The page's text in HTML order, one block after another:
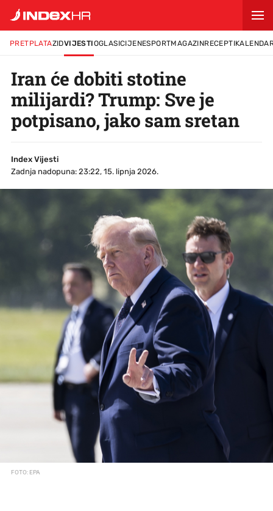
PRETPLATAZIDVIJESTIOGLASICIJENESPORTMAGAZINRECEPTI
Iran će dobiti stotine
milijardi? Trump: Sve je
potpisano, jako sam sretan
Index Vijesti
Zadnja nadopuna: 23:22, 15. lipnja 2026.
FOTO: EPA